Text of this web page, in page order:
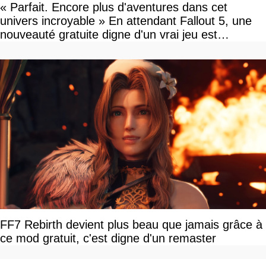
« Parfait. Encore plus d'aventures dans cet
univers incroyable » En attendant Fallout 5, une
nouveauté gratuite digne d'un vrai jeu est
FF7 Rebirth devient plus beau que jamais grâce à
ce mod gratuit, c'est digne d'un remaster